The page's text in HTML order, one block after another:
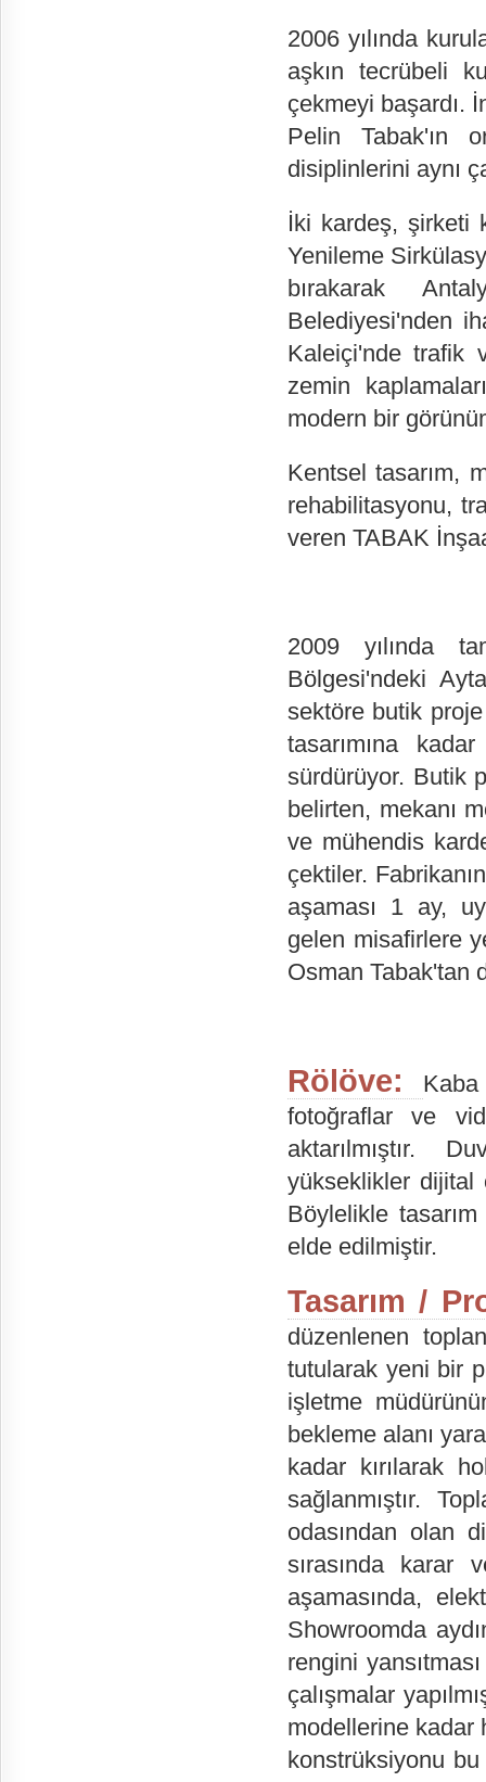
2006 yılında
aşkın tecrübeli
çekmeyi başardı.
Pelin Tabak'ın
disiplinlerini aynı
İki kardeş, şirketi
Yenileme
bırakarak
Belediyesi'nden
Kaleiçi'nde trafik
zemin
modern bir
Kentsel tasarım,
rehabilitasyonu,
veren TABAK
2009 yılında
Bölgesi'ndeki
sektöre butik
tasarımına
sürdürüyor. Butik
belirten, mekanı
ve mühendis
çektiler.
aşaması 1 ay,
gelen misafirlere
Osman Tabak'tan
Rölöve:
fotoğraflar ve
aktarılmıştır.
yükseklikler dijital
Böylelikle
elde edilmiştir.
Tasarım /
düzenlenen
tutularak yeni bir
işletme
bekleme alanı
kadar kırılarak
sağlanmıştır.
odasından olan
sırasında karar
aşamasında,
Showroomda
rengini
çalışmalar
modellerine kadar
konstrüksiyonu bu